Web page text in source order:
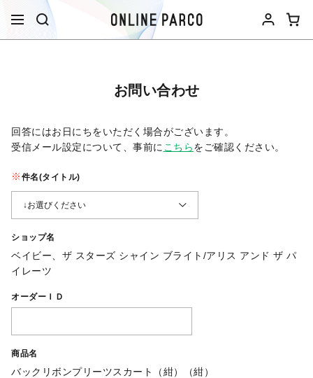
お問い合わせ
回答にはお日にちをいただく場合がございます。
受信メール設定について、事前に こちらをご確認ください。​
件名(タイトル)
ショップ名
ベイビー、ザ スターズ シャイン ブライト/アリス アンド ザ パ
イレーツ
オーダーＩＤ
商品名
バックリボンプリーツスカート（紺）（紺）